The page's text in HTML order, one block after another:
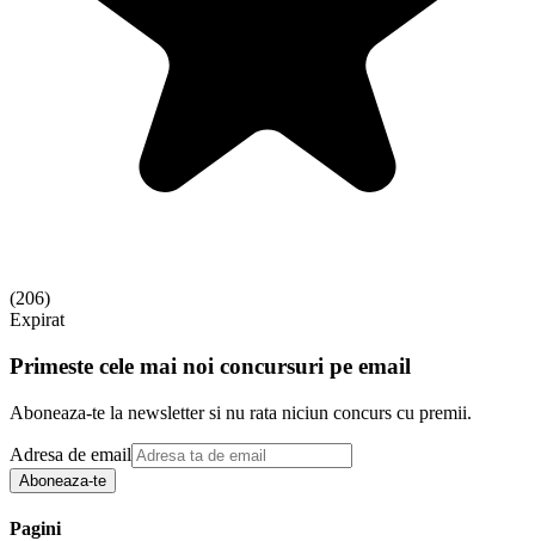
(206)
Expirat
Primeste cele mai noi concursuri pe email
Aboneaza-te la newsletter si nu rata niciun concurs cu premii.
Adresa de email
Aboneaza-te
Pagini